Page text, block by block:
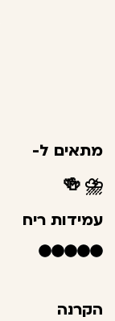
מתאים ל-
⛈️
🍻
עמידות ריח
הקרנה